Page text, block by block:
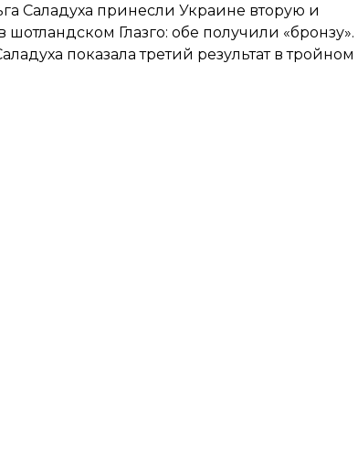
Саладуха принесли Украине вторую и
Глазго: обе получили «бронзу».
показала третий результат в тройном